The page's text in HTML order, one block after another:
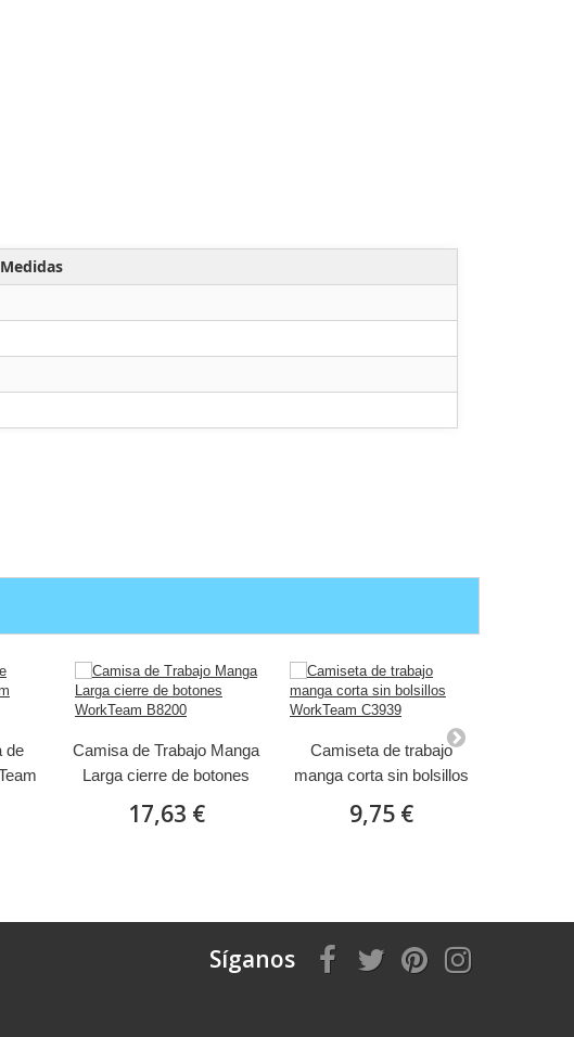
Medidas
de
Camisa de Trabajo Manga
Larga cierre de botones
17,63 €
Camiseta de trabajo
manga corta sin bolsillos
9,75 €
Síganos